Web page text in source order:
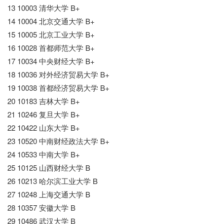
13 10003 清华大学 B+
14 10004 北京交通大学 B+
15 10005 北京工业大学 B+
16 10028 首都师范大学 B+
17 10034 中央财经大学 B+
18 10036 对外经济贸易大学 B+
19 10038 首都经济贸易大学 B+
20 10183 吉林大学 B+
21 10246 复旦大学 B+
22 10422 山东大学 B+
23 10520 中南财经政法大学 B+
24 10533 中南大学 B+
25 10125 山西财经大学 B
26 10213 哈尔滨工业大学 B
27 10248 上海交通大学 B
28 10357 安徽大学 B
29 10486 武汉大学 B